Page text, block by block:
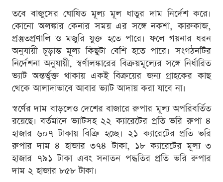
তবে বাজুসের ঘোষিত মূল্য মূল ধাতুর দাম নির্দেশ করে।
কোনো অলঙ্কার কেনার সময় এর সঙ্গে নকশা, কারুকাজ,
প্রস্তুতপ্রণালি ও মজুরি যুক্ত হতে পারে। ফলে গয়নার ধরন
অনুযায়ী চূড়ান্ত মূল্য কিছুটা বেশি হতে পারে। সংগঠনটির
নির্দেশনা অনুযায়ী, স্বর্ণালঙ্কারের বিক্রয়মূল্যের সঙ্গে নির্ধারিত
ভ্যাট অন্তর্ভুক্ত থাকায় একই বিক্রয়ের জন্য গ্রাহকের কাছ
থেকে আলাদাভাবে আবার ভ্যাট আদায় করা যাবে না।
স্বর্ণের দাম বাড়লেও দেশের বাজারে রুপার মূল্য অপরিবর্তিত
রয়েছে। বর্তমানে ভ্যাটসহ ২২ ক্যারেটের প্রতি ভরি রুপা ৪
হাজার ৬০৭ টাকায় বিক্রি হচ্ছে। ২১ ক্যারেটের প্রতি ভরি
রুপার দাম ৪ হাজার ৩৭৪ টাকা, ১৮ ক্যারেটের মূল্য ৩
হাজার ৭৯১ টাকা এবং সনাতন পদ্ধতির প্রতি ভরি রুপার
দাম ২ হাজার ৮৫৮ টাকা।